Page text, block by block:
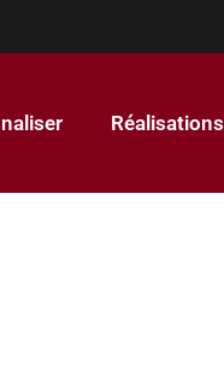
Réalisations